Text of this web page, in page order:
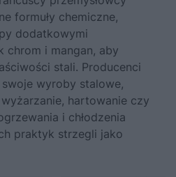
formuły chemiczne,
dodatkowymi
chrom i mangan, aby
stali. Producenci
wyroby stalowe,
hartowanie czy
i chłodzenia
praktyk strzegli jako